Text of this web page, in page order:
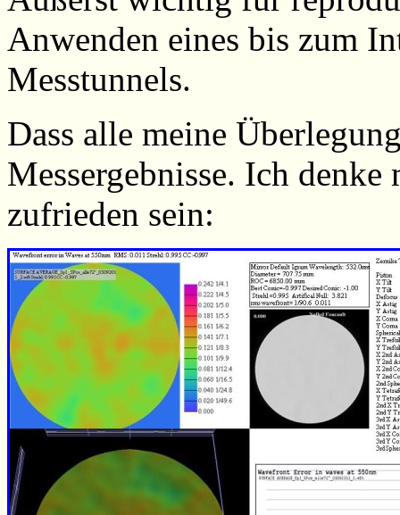
Anwenden eines bis zum
Messtunnels.
Dass alle meine
Messergebnisse. Ich
zufrieden sein: